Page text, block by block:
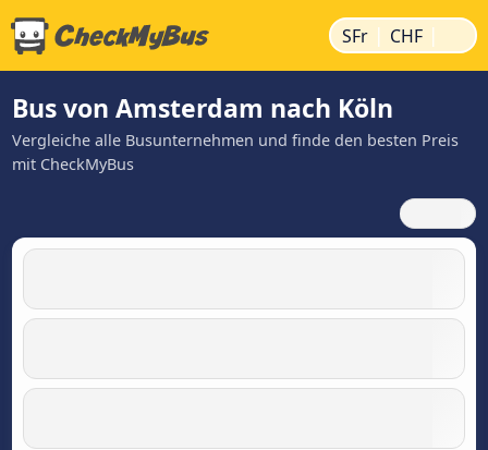
SFr | CHF |
Bus von Amsterdam nach Köln
Vergleiche alle Busunternehmen und finde den besten Preis
mit CheckMyBus